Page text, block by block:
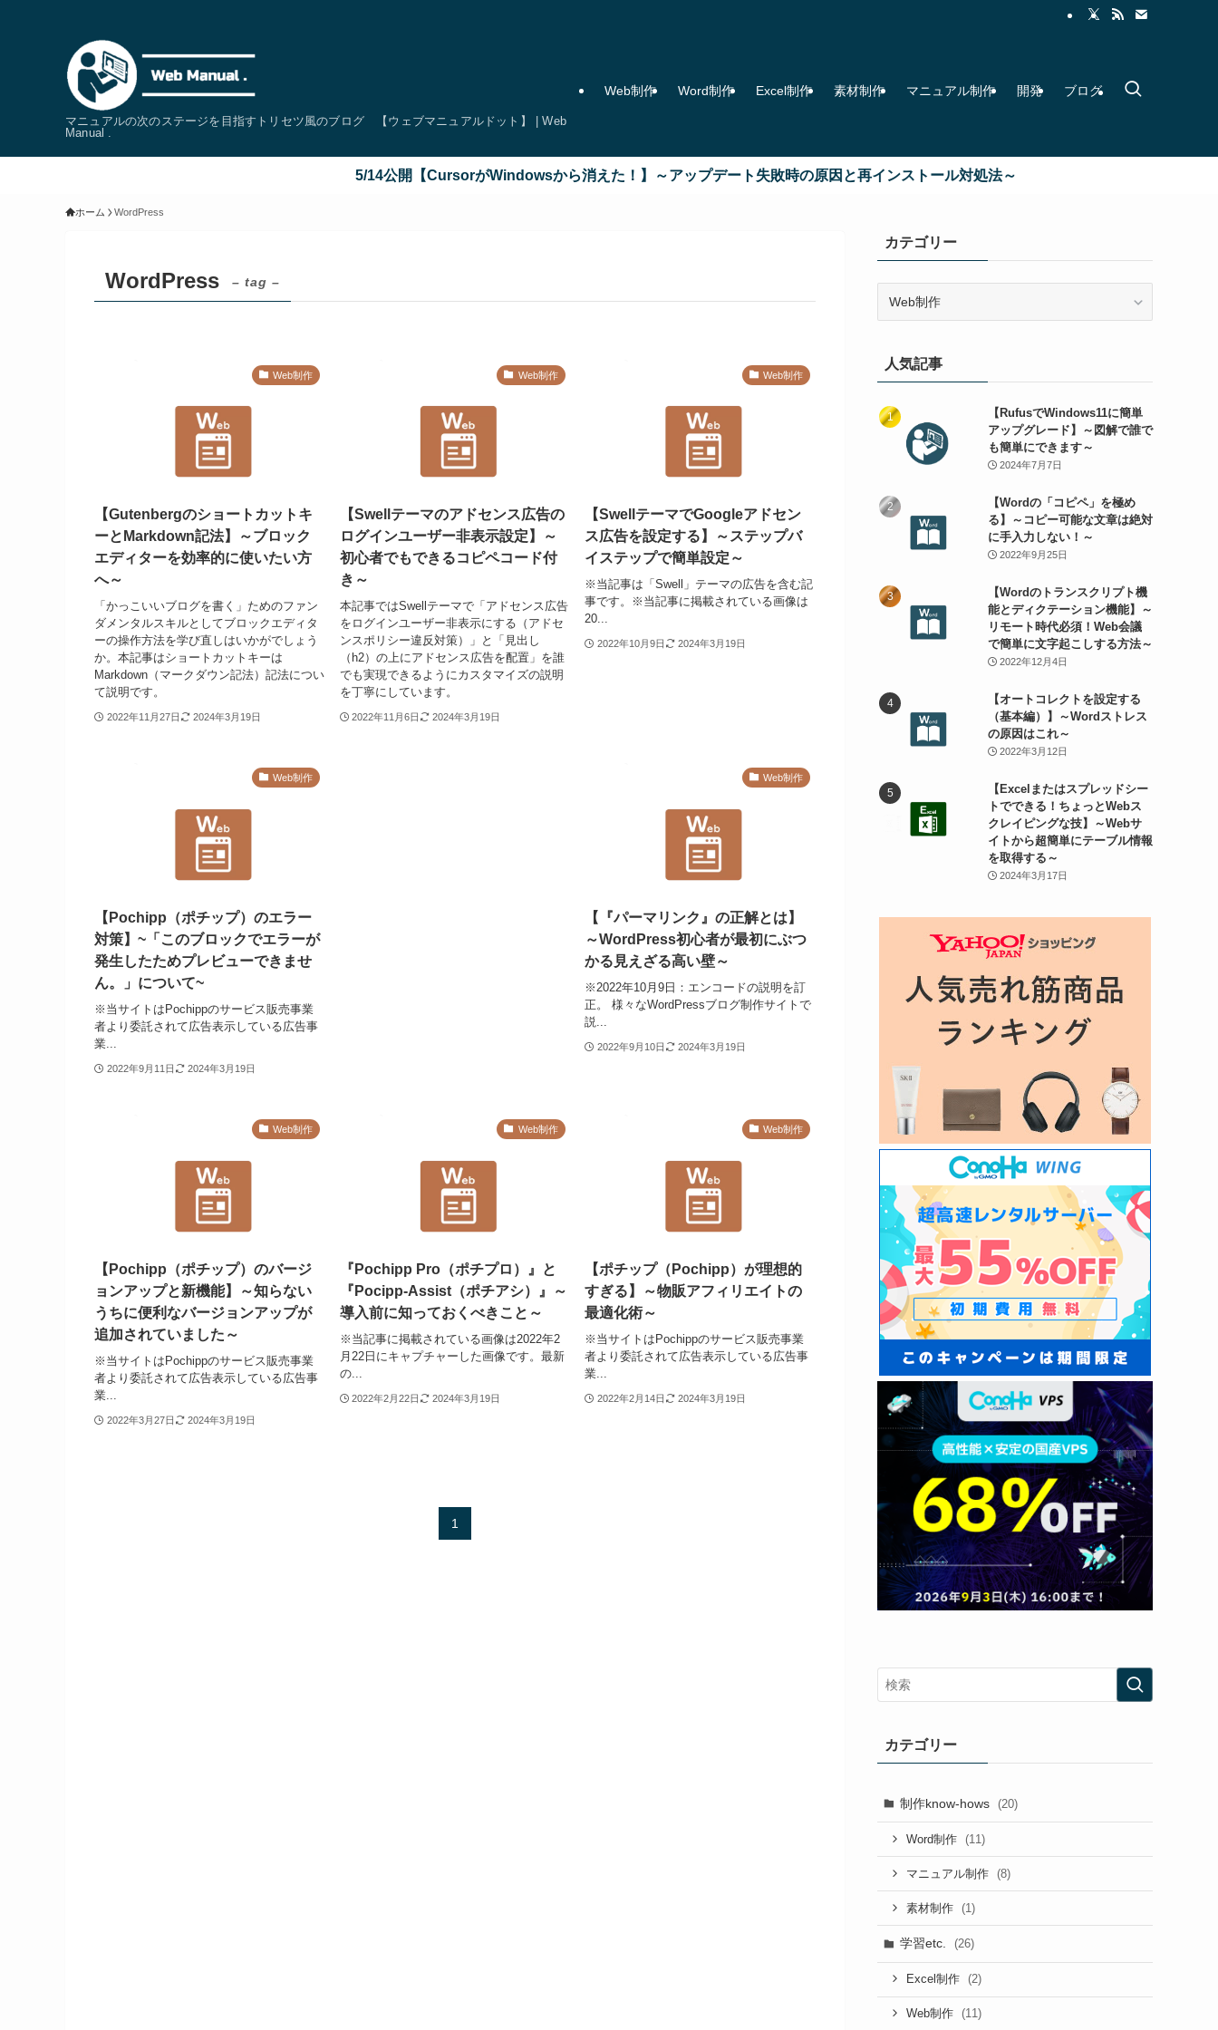
マニュアルの次のステージを目指すトリセツ風のブログ 【ウェブマニュアルドット】 | Web
Manual .
Web制作 Word制作 Excel制作 素材制作 マニュアル制作 開発 ブログ
5/14公開【CursorがWindowsから消えた！】～アップデート失敗時の原因と再インストール対処法～
ホーム WordPress
WordPress – tag –
Web制作
【Gutenbergのショートカットキ
ーとMarkdown記法】～ブロック
エディターを効率的に使いたい方
へ～
「かっこいいブログを書く」ためのファン
ダメンタルスキルとしてブロックエディタ
ーの操作方法を学び直しはいかがでしょう
か。本記事はショートカットキーは
Markdown（マークダウン記法）記法につい
て説明です。
2022年11月27日 2024年3月19日
Web制作
【Swellテーマのアドセンス広告の
ログインユーザー非表示設定】～
初心者でもできるコピペコード付
き～
本記事ではSwellテーマで「アドセンス広告
をログインユーザー非表示にする（アドセ
ンスポリシー違反対策）」と「見出し
（h2）の上にアドセンス広告を配置」を誰
でも実現できるようにカスタマイズの説明
を丁寧にしています。
2022年11月6日 2024年3月19日
Web制作
【SwellテーマでGoogleアドセン
ス広告を設定する】～ステップバ
イステップで簡単設定～
※当記事は「Swell」テーマの広告を含む記
事です。※当記事に掲載されている画像は
20...
2022年10月9日 2024年3月19日
Web制作
【Pochipp（ポチップ）のエラー
対策】~「このブロックでエラーが
発生したためプレビューできませ
ん。」について~
※当サイトはPochippのサービス販売事業
者より委託されて広告表示している広告事
業...
2022年9月11日 2024年3月19日
Web制作
【『パーマリンク』の正解とは】
～WordPress初心者が最初にぶつ
かる見えざる高い壁～
※2022年10月9日：エンコードの説明を訂
正。 様々なWordPressブログ制作サイトで
説...
2022年9月10日 2024年3月19日
Web制作
【Pochipp（ポチップ）のバージ
ョンアップと新機能】～知らない
うちに便利なバージョンアップが
追加されていました～
※当サイトはPochippのサービス販売事業
者より委託されて広告表示している広告事
業...
2022年3月27日 2024年3月19日
Web制作
『Pochipp Pro（ポチプロ）』と
『Pocipp-Assist（ポチアシ）』～
導入前に知っておくべきこと～
※当記事に掲載されている画像は2022年2
月22日にキャプチャーした画像です。最新
の...
2022年2月22日 2024年3月19日
Web制作
【ポチップ（Pochipp）が理想的
すぎる】～物販アフィリエイトの
最適化術～
※当サイトはPochippのサービス販売事業
者より委託されて広告表示している広告事
業...
2022年2月14日 2024年3月19日
1
カテゴリー
ー人気記事
【RufusでWindows11に簡単
アップグレード】～図解で誰で
も簡単にできます～
2024年7月7日
【Wordの「コピペ」を極め
る】～コピー可能な文章は絶対
に手入力しない！～
2022年9月25日
【Wordのトランスクリプト機
能とディクテーション機能】～
リモート時代必須！Web会議
で簡単に文字起こしする方法～
2022年12月4日
【オートコレクトを設定する
（基本編）】～Wordストレス
の原因はこれ～
2022年3月12日
【Excelまたはスプレッドシー
トでできる！ちょっとWebス
クレイピングな技】～Webサ
イトから超簡単にテーブル情報
を取得する～
2024年3月17日
カテゴリー
制作know-hows (20)
Word制作 (11)
マニュアル制作 (8)
素材制作 (1)
学習etc. (26)
Excel制作 (2)
Web制作 (11)